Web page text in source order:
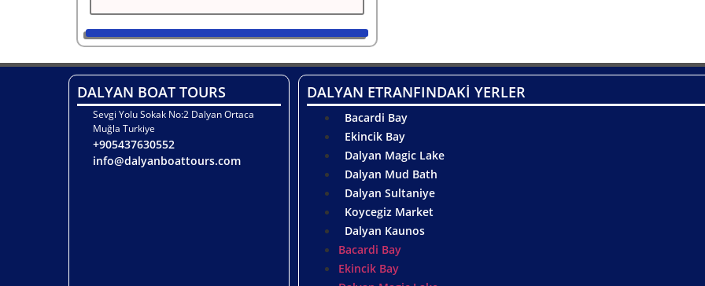
DALYAN BOAT TOURS
Sevgi Yolu Sokak No:2 Dalyan Ortaca
Muğla Turkiye
+905437630552
info@dalyanboattours.com
DALYAN ETRANFINDAKİ YERLER
Bacardi Bay
Ekincik Bay
Dalyan Magic Lake
Dalyan Mud Bath
Dalyan Sultaniye
Koycegiz Market
Dalyan Kaunos
Bacardi Bay
Ekincik Bay